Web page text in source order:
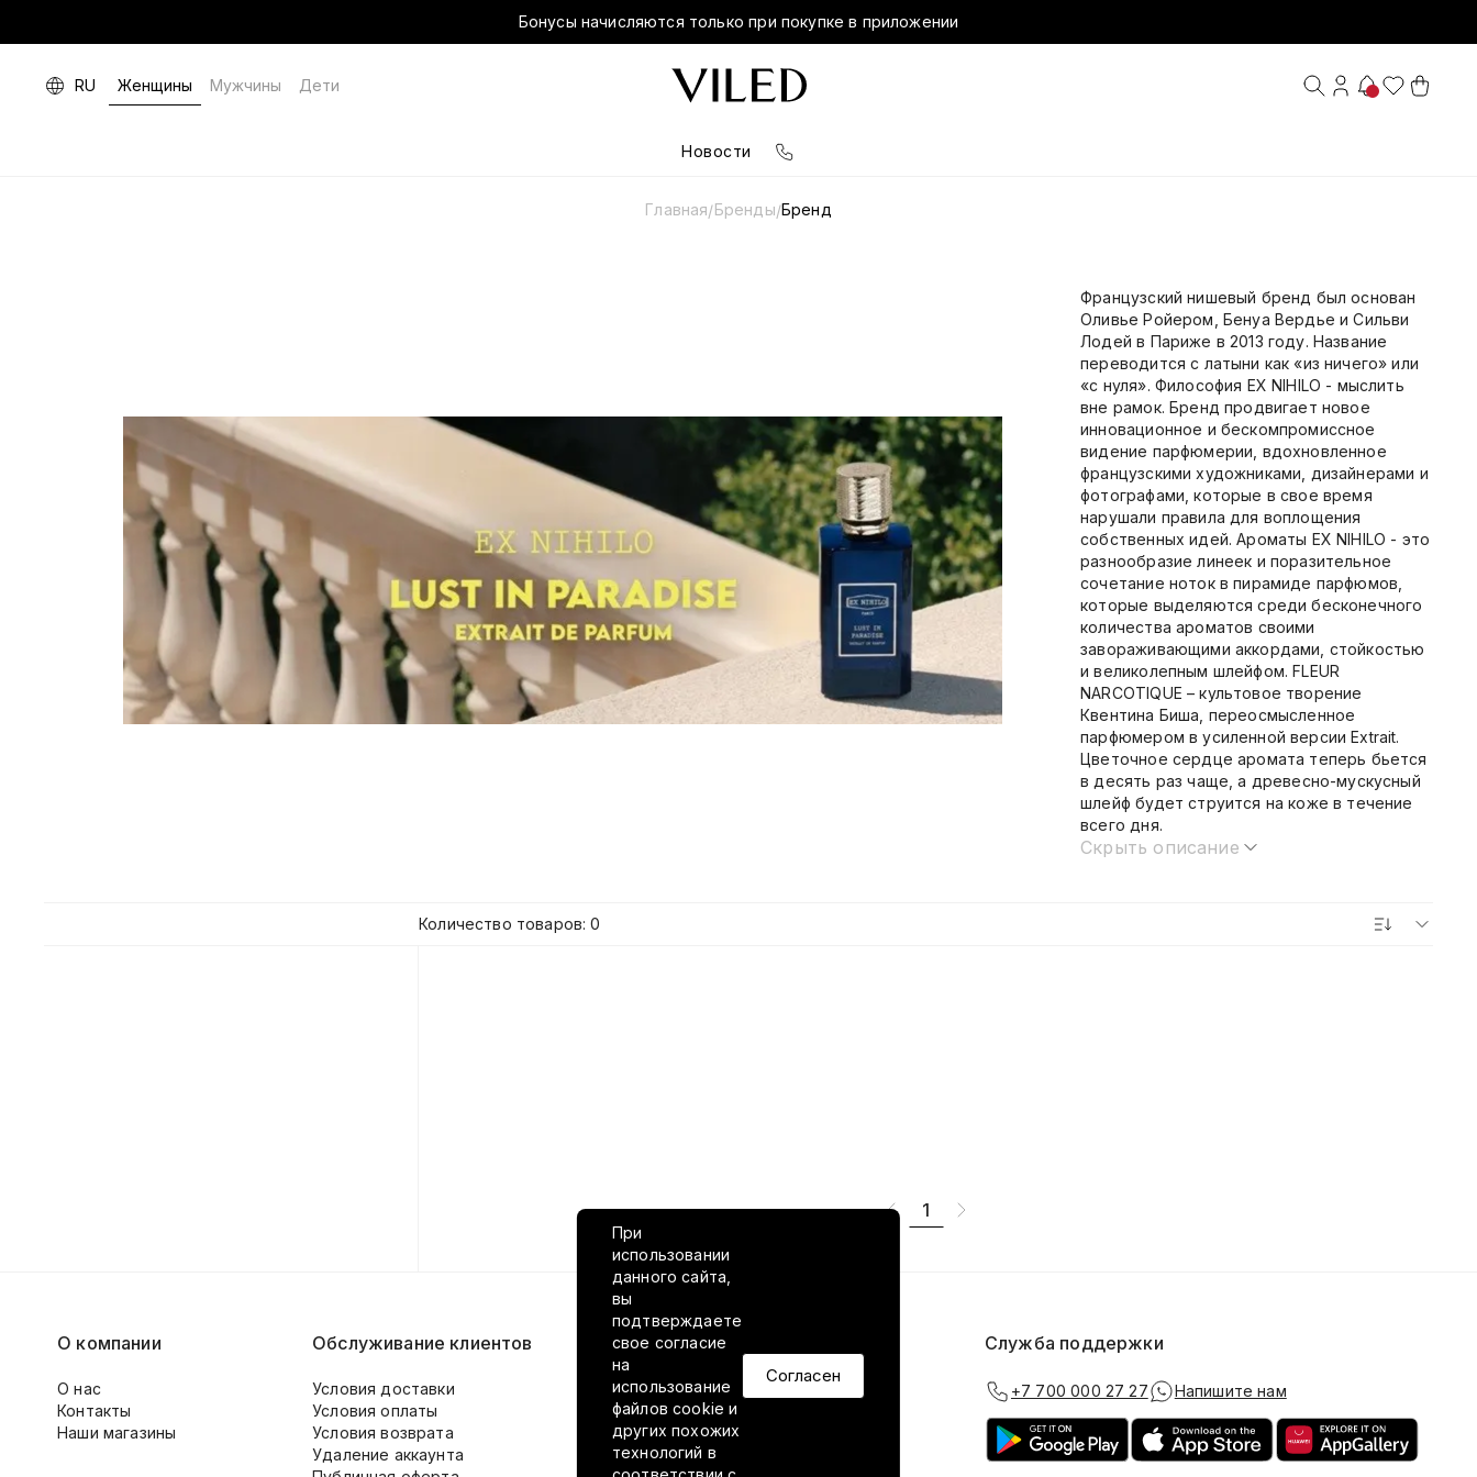
Бонусы начисляются только при покупке в приложении
RU Женщины Мужчины Дети
Новости
Главная/Бренды/Бренд
Французский нишевый бренд был основан
Оливье Ройером, Бенуа Вердье и Сильви
Лодей в Париже в 2013 году. Название
переводится с латыни как «из ничего» или
«с нуля». Философия EX NIHILO - мыслить
вне рамок. Бренд продвигает новое
инновационное и бескомпромиссное
видение парфюмерии, вдохновленное
французскими художниками, дизайнерами и
фотографами, которые в свое время
нарушали правила для воплощения
собственных идей. Ароматы EX NIHILO - это
разнообразие линеек и поразительное
сочетание ноток в пирамиде парфюмов,
которые выделяются среди бесконечного
количества ароматов своими
завораживающими аккордами, стойкостью
и великолепным шлейфом. FLEUR
NARCOTIQUE – культовое творение
Квентина Биша, переосмысленное
парфюмером в усиленной версии Extrait.
Цветочное сердце аромата теперь бьется
в десять раз чаще, а древесно-мускусный
шлейф будет струится на коже в течение
всего дня.
Скрыть описание
Количество товаров: 0
1
При
использовании
данного сайта,
вы
подтверждаете
свое согласие
на
использование
файлов cookie и
других похожих
технологий в
Согласен
О компании
О нас
Контакты
Наши магазины
Обслуживание клиентов
Условия доставки
Условия оплаты
Условия возврата
Удаление аккаунта
VILED в соцсетях Служба поддержки
+7 700 000 27 27 Напишите нам